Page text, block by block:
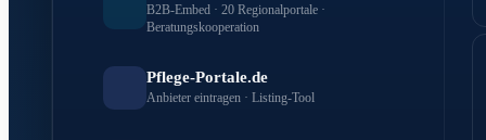
B2B-Embed · 20 Regionalportale ·
Beratungskooperation
Pflege-Portale.de
Anbieter eintragen · Listing-Tool